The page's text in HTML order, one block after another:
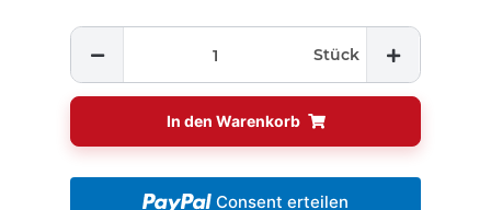
Stück
In den Warenkorb
Consent erteilen